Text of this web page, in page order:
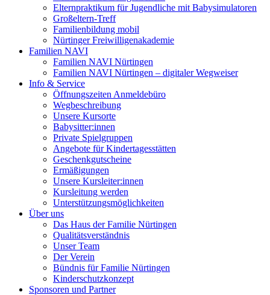
Elternpraktikum für Jugendliche mit Babysimulatoren
Großeltern-Treff
Familienbildung mobil
Nürtinger Freiwilligenakademie
Familien NAVI
Familien NAVI Nürtingen
Familien NAVI Nürtingen – digitaler Wegweiser
Info & Service
Öffnungszeiten Anmeldebüro
Wegbeschreibung
Unsere Kursorte
Babysitter:innen
Private Spielgruppen
Angebote für Kindertagesstätten
Geschenkgutscheine
Ermäßigungen
Unsere Kursleiter:innen
Kursleitung werden
Unterstützungsmöglichkeiten
Über uns
Das Haus der Familie Nürtingen
Qualitätsverständnis
Unser Team
Der Verein
Bündnis für Familie Nürtingen
Kinderschutzkonzept
Sponsoren und Partner